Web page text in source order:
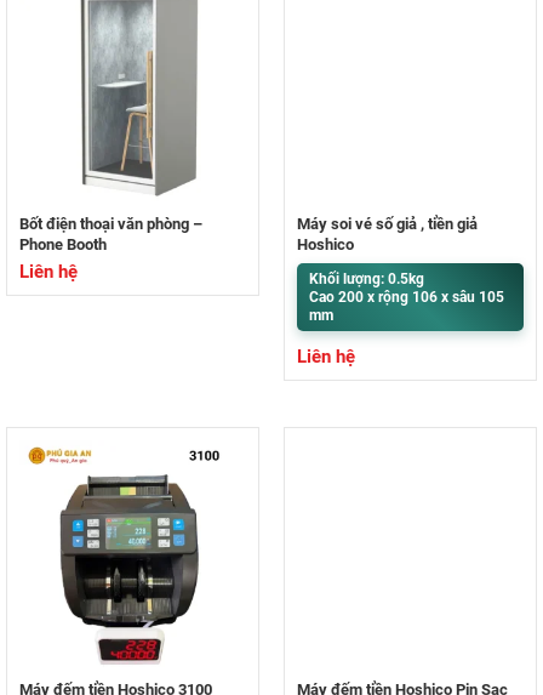
Bốt điện thoại văn phòng –
Phone Booth
Liên hệ
Máy soi vé số giả , tiền giả
Hoshico
Khối lượng: 0.5kg
Cao 200 x rộng 106 x sâu 105
mm
Liên hệ
Máy đếm tiền Hoshico 3100 Máy đếm tiền Hoshico Pin Sạc